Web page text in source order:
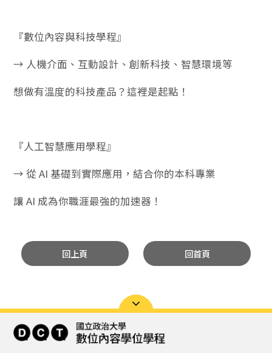
『數位內容與科技學程』
→ 人機介面、互動設計、創新科技、智慧環境等
想做有溫度的科技產品？這裡是起點！
『人工智慧應用學程』
→ 從 AI 基礎到實際應用，結合你的本科專業
讓 AI 成為你職涯最強的加速器！
回上頁 回首頁